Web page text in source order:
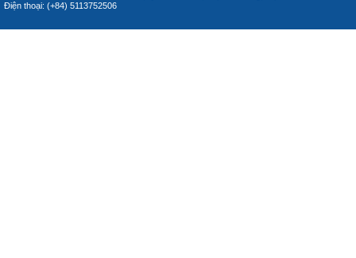
Điện thoại: (+84) 5113752506